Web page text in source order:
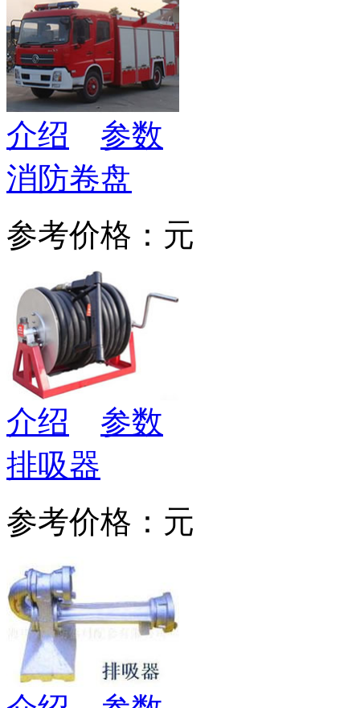
介绍
参数
消防卷盘
参考价格：元
介绍
参数
排吸器
参考价格：元